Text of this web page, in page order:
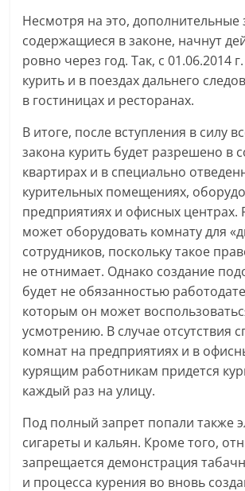
Несмотря на это, дополнительные
содержащиеся в законе, начнут
ровно через год. Так, с 01.06.2014
курить и в поездах дальнего
в гостиницах и ресторанах.
В итоге, после вступления в силу
закона курить будет разрешено в
квартирах и в специально
курительных помещениях,
предприятиях и офисных центрах.
может оборудовать комнату для
сотрудников, поскольку такое
не отнимает. Однако создание
будет не обязанностью
которым он может
усмотрению. В случае отсутствия
комнат на предприятиях и в
курящим работникам придется
каждый раз на улицу.
Под полный запрет попали также
сигареты и кальян. Кроме того,
запрещается демонстрация
и процесса курения во вновь